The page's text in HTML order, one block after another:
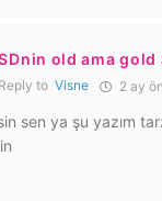
old ama gold
Reply to Visne 2 ay
sen ya şu yazım